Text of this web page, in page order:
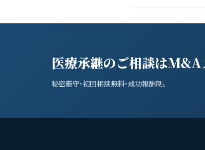
医療承継のご相談はM&A
秘密厳守・初回相談無料・成功報酬制。